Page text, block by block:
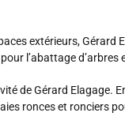
extérieurs,
l’abattage
de Gérard Elagage.
ronces et ronciers